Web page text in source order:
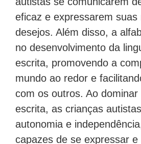
eficaz e expressarem suas
desejos. Além disso, a
no desenvolvimento da
escrita, promovendo a
mundo ao redor e
com os outros. Ao dominar
escrita, as crianças
autonomia e
capazes de se expressar